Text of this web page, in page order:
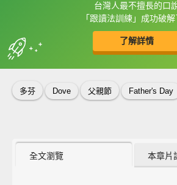
台灣人最不擅長的口
「跟讀法訓練」成功破解
了解詳情
框選或點兩下字幕可以直接
收錄佳句
多芬 Dove 父親節 Father's Day
全文瀏覽 本章片